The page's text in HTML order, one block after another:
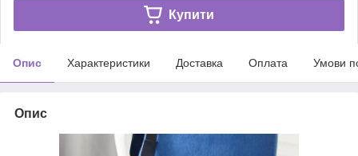
Купити
Опис Характеристики Доставка Оплата Умови
Опис